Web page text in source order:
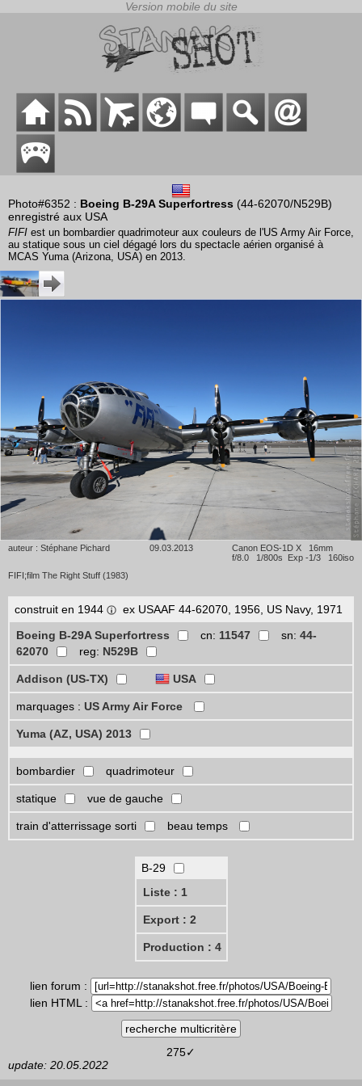
Photo#6352 : Boeing B-29A Superfortress (44-62070/N529B)
enregistré aux USA
FIFI est un bombardier quadrimoteur aux couleurs de l'US Army Air Force,
au statique sous un ciel dégagé lors du spectacle aérien organisé à
MCAS Yuma (Arizona, USA) en 2013.
auteur : Stéphane Pichard 09.03.2013
Canon EOS-1D X 16mm
f/8.0 1/800s Exp -1/3 160iso
FIFI;film The Right Stuff (1983)
construit en 1944
ex USAAF 44-62070, 1956, US Navy, 1971
Boeing B-29A Superfortress
cn: 11547 sn: 44-
62070
reg: N529B
Addison (US-TX) USA
marquages : US Army Air Force
Yuma (AZ, USA) 2013
bombardier quadrimoteur
statique vue de gauche
train d'atterrissage sorti beau temps
B-29
Liste : 1
Export : 2
Production : 4
lien forum :
lien HTML :
275✓
update: 20.05.2022